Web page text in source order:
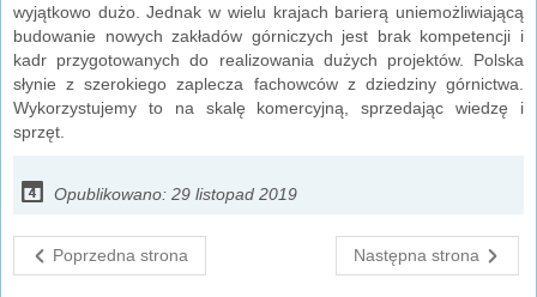
wyjątkowo dużo. Jednak w wielu krajach barierą uniemożliwiającą
budowanie nowych zakładów górniczych jest brak kompetencji i
kadr przygotowanych do realizowania dużych projektów. Polska
słynie z szerokiego zaplecza fachowców z dziedziny górnictwa.
Wykorzystujemy to na skalę komercyjną, sprzedając wiedzę i
sprzęt.
Opublikowano: 29 listopad 2019
Poprzedna strona Następna strona